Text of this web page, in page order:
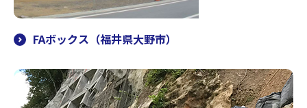
FAボックス（福井県大野市）